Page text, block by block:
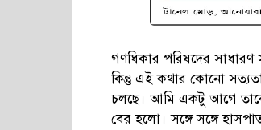
গণধিকার পরিষদের
কিন্তু এই কথার কোনো
চলছে। আমি একটু আগে তাকে
বের হলো। সঙ্গে সঙ্গে